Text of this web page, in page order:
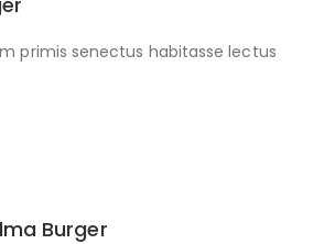
primis senectus habitasse lectus
Burger